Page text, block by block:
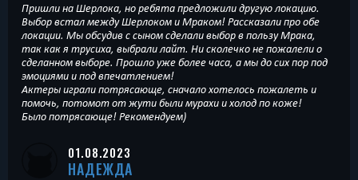
Пришли на Шерлока, но ребята предложили другую локацию.
Выбор встал между Шерлоком и Мраком! Рассказали про обе
локации. Мы обсудив с сыном сделали выбор в пользу Мрака,
так как я трусиха, выбрали лайт. Ни сколечко не пожалели о
сделанном выборе. Прошло уже более часа, а мы до сих пор под
эмоциями и под впечатлением!
Актеры играли потрясающе, сначало хотелось пожалеть и
помочь, потомот от жути были мурахи и холод по коже!
Было потрясающе! Рекомендуем)
01.08.2023
НАДЕЖДА